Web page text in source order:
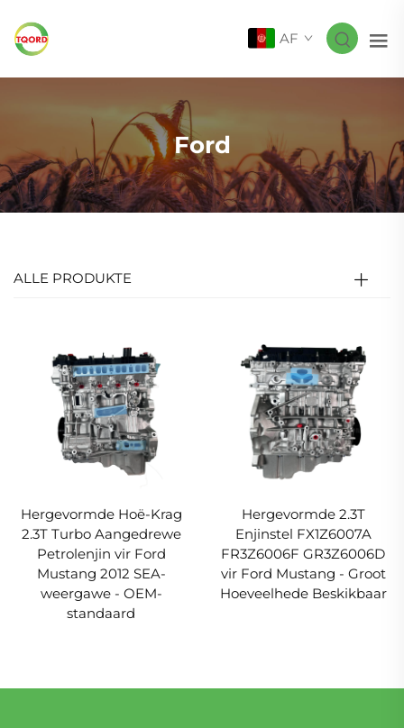
AF
Ford
ALLE PRODUKTE
Hergevormde Hoë-Krag
2.3T Turbo Aangedrewe
Petrolenjin vir Ford
Mustang 2012 SEA-
weergawe - OEM-
standaard
Hergevormde 2.3T
Enjinstel FX1Z6007A
FR3Z6006F GR3Z6006D
vir Ford Mustang - Groot
Hoeveelhede Beskikbaar